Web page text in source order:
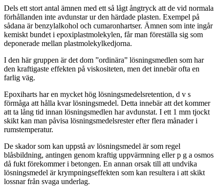
Dels ett stort antal ämnen med ett så lågt ångtryck att de vid normala
förhållanden inte avdunstar ur den härdade plasten. Exempel på
sådana är benzylalkohol och cumaronhartser. Ämnen som inte ingår
kemiskt bundet i epoxiplastmolekylen, får man föreställa sig som
deponerade mellan plastmolekylkedjorna.
I den här gruppen är det dom ”ordinära” lösningsmedlen som har
den kraftigaste effekten på viskositeten, men det innebär ofta en
farlig väg.
Epoxiharts har en mycket hög lösningsmedelsretention, d v s
förmåga att hålla kvar lösningsmedel. Detta innebär att det kommer
att ta lång tid innan lösningsmedlen har avdunstat. I ett 1 mm tjockt
skikt kan man påvisa lösningsmedelsrester efter flera månader i
rumstemperatur.
De skador som kan uppstå av lösningsmedel är som regel
blåsbildning, antingen genom kraftig uppvärmning eller p g a osmos
då fukt förekommer i betongen. En annan orsak till att undvika
lösningsmedel är krympningseffekten som kan resultera i att skikt
lossnar från svaga underlag.